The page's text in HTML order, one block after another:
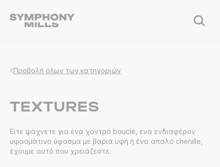
Προβολή όλων των κατηγοριών
TEXTURES
Είτε ψάχνετε για ένα χοντρό bouclé, ένα ενδιαφέρον
υφασμάτινο ύφασμα με βαριά υφή ή ένα απαλό chenille,
έχουμε αυτό που χρειάζεστε.